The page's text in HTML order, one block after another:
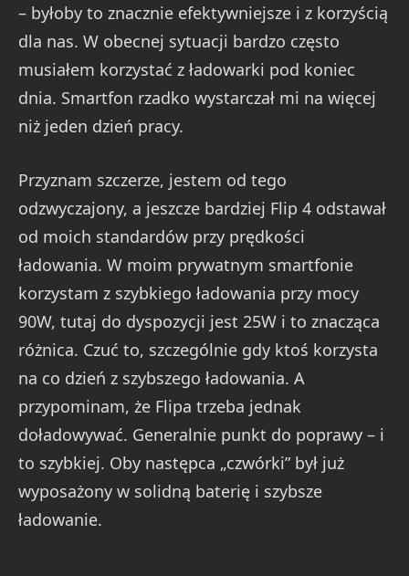
– byłoby to znacznie efektywniejsze i z korzyścią
dla nas. W obecnej sytuacji bardzo często
musiałem korzystać z ładowarki pod koniec
dnia. Smartfon rzadko wystarczał mi na więcej
niż jeden dzień pracy.
Przyznam szczerze, jestem od tego
odzwyczajony, a jeszcze bardziej Flip 4 odstawał
od moich standardów przy prędkości
ładowania. W moim prywatnym smartfonie
korzystam z szybkiego ładowania przy mocy
90W, tutaj do dyspozycji jest 25W i to znacząca
różnica. Czuć to, szczególnie gdy ktoś korzysta
na co dzień z szybszego ładowania. A
przypominam, że Flipa trzeba jednak
doładowywać. Generalnie punkt do poprawy – i
to szybkiej. Oby następca „czwórki” był już
wyposażony w solidną baterię i szybsze
ładowanie.